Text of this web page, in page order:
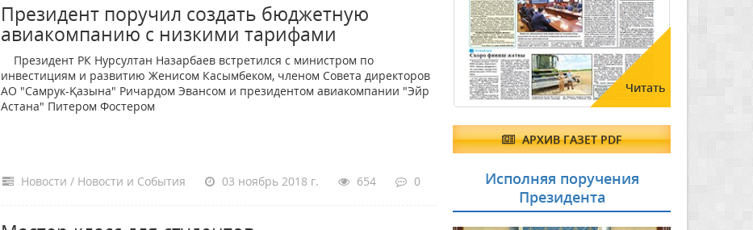
Президент поручил создать бюджетную
авиакомпанию с низкими тарифами
Президент РК Нурсултан Назарбаев встретился с министром по
инвестициям и развитию Женисом Касымбеком, членом Совета директоров
АО "Самрук-Қазына" Ричардом Эвансом и президентом авиакомпании "Эйр
Астана" Питером Фостером
Новости / Новости и События 03 ноябрь 2018 г. 654 0
Читать
АРХИВ ГАЗЕТ PDF
Исполняя поручения
Президента